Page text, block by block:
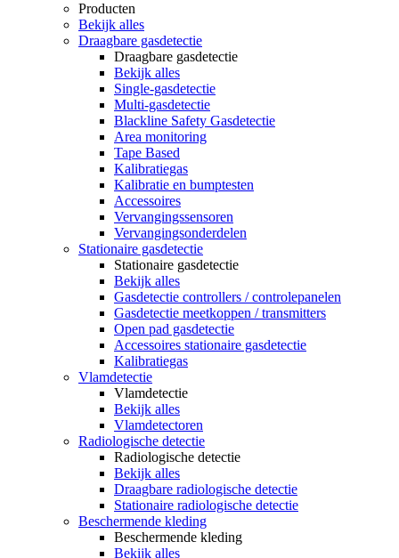
Producten
Bekijk alles
Draagbare gasdetectie
Draagbare gasdetectie
Bekijk alles
Single-gasdetectie
Multi-gasdetectie
Blackline Safety Gasdetectie
Area monitoring
Tape Based
Kalibratiegas
Kalibratie en bumptesten
Accessoires
Vervangingssensoren
Vervangingsonderdelen
Stationaire gasdetectie
Stationaire gasdetectie
Bekijk alles
Gasdetectie controllers / controlepanelen
Gasdetectie meetkoppen / transmitters
Open pad gasdetectie
Accessoires stationaire gasdetectie
Kalibratiegas
Vlamdetectie
Vlamdetectie
Bekijk alles
Vlamdetectoren
Radiologische detectie
Radiologische detectie
Bekijk alles
Draagbare radiologische detectie
Stationaire radiologische detectie
Beschermende kleding
Beschermende kleding
Bekijk alles